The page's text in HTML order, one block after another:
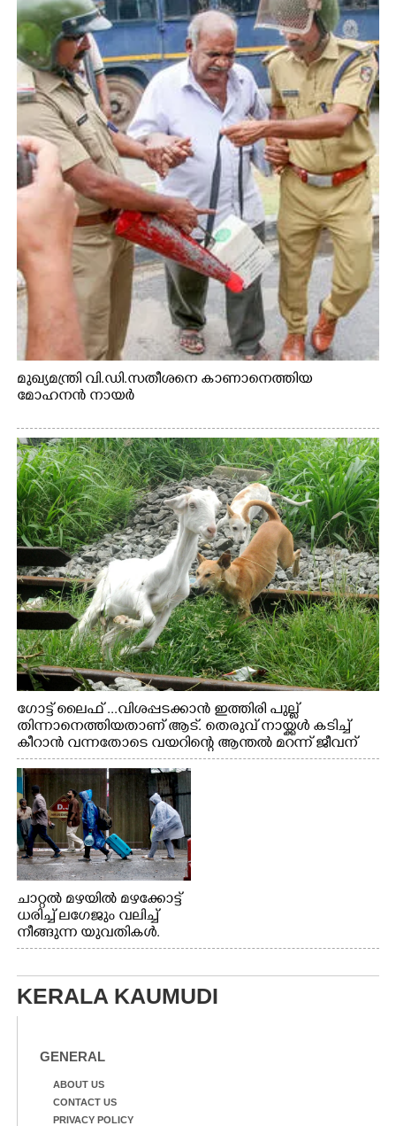
മുഖ്യമന്ത്രി വി.ഡി.സതീശനെ കാണാനെത്തിയ
മോഹനൻ നായർ
ഗോട്ട് ലൈഫ് ...വിശപ്പടക്കാൻ ഇത്തിരി പുല്ല്
തിന്നാനെത്തിയതാണ് ആട്. തെരുവ് നായ്ക്കൾ കടിച്ച്
കീറാൻ വന്നതോടെ വയറിന്റെ ആന്തൽ മറന്ന് ജീവന്
വേണ്ടിയായി ഓട്ടം. എറണാകുളം വാത്തുരുത്തിയിൽ
നിന്നുള്ള കാഴ്ച
ചാറ്റൽ മഴയിൽ മഴക്കോട്ട്
ധരിച്ച് ലഗേജും വലിച്ച്
നീങ്ങുന്ന യുവതികൾ.
എറണാകുളം മേനകയിൽ
KERALA KAUMUDI
GENERAL
ABOUT US
CONTACT US
PRIVACY POLICY